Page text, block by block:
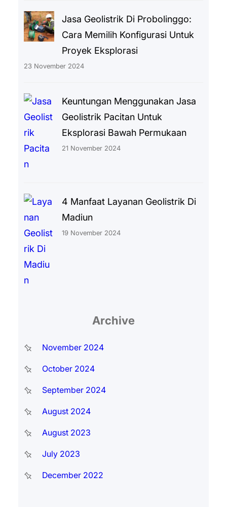
Jasa Geolistrik Di Probolinggo:
Cara Memilih Konfigurasi Untuk
Proyek Eksplorasi
23 November 2024
Keuntungan Menggunakan Jasa
Geolistrik Pacitan Untuk
Eksplorasi Bawah Permukaan
21 November 2024
4 Manfaat Layanan Geolistrik Di
Madiun
19 November 2024
Archive
November 2024
October 2024
September 2024
August 2024
August 2023
July 2023
December 2022